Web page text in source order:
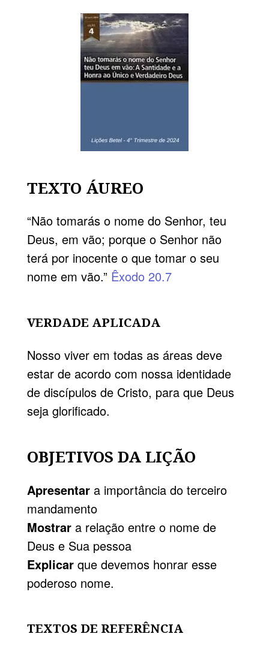
TEXTO ÁUREO
“Não tomarás o nome do Senhor, teu
Deus, em vão; porque o Senhor não
terá por inocente o que tomar o seu
nome em vão.” Êxodo 20.7
VERDADE APLICADA
Nosso viver em todas as áreas deve
estar de acordo com nossa identidade
de discípulos de Cristo, para que Deus
seja glorificado.
OBJETIVOS DA LIÇÃO
Apresentar a importância do terceiro
mandamento
Mostrar a relação entre o nome de
Deus e Sua pessoa
Explicar que devemos honrar esse
poderoso nome.
TEXTOS DE REFERÊNCIA